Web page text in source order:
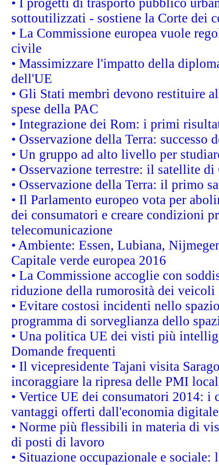
• I progetti di trasporto pubblico
sottoutilizzati - sostiene la Corte dei
• La Commissione europea vuole
civile
• Massimizzare l'impatto della
dell'UE
• Gli Stati membri devono restituire
spese della PAC
• Integrazione dei Rom: i primi
• Osservazione della Terra:
• Un gruppo ad alto livello per
• Osservazione terrestre: il satellite
• Osservazione della Terra: il primo
• Il Parlamento europeo vota per
dei consumatori e creare condizioni
telecomunicazione
• Ambiente: Essen, Lubiana,
Capitale verde europea 2016
• La Commissione accoglie con
riduzione della rumorosità dei veicoli
• Evitare costosi incidenti nello
programma di sorveglianza dello
• Una politica UE dei visti più
Domande frequenti
• Il vicepresidente Tajani visita
incoraggiare la ripresa delle PMI
• Vertice UE dei consumatori 2014:
vantaggi offerti dall'economia digitale
• Norme più flessibili in materia di
di posti di lavoro
• Situazione occupazionale e